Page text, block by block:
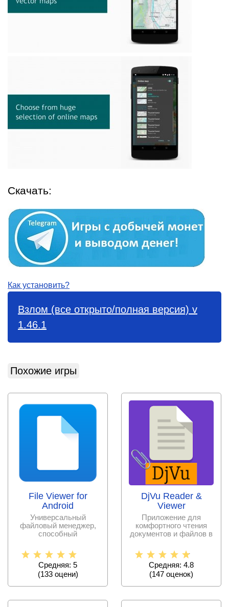
Скачать:
Как установить?
Взлом (все открыто/полная версия) v
1.46.1
Похожие игры
File Viewer for
Android
Универсальный
файловый менеджер,
способный
многочисленные
файлы любых
Средняя: 5
(133оцени)
DjVu Reader &
Viewer
Приложение для
комфортного чтения
документов и файлов в
позволяющее
Средняя: 4.8
(147 оценок)